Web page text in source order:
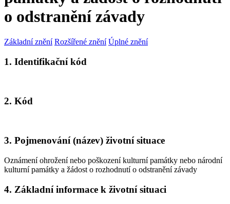
o odstranění závady
Základní znění Rozšířené znění Úplné znění
1. Identifikační kód
2. Kód
3. Pojmenování (název) životní situace
Oznámení ohrožení nebo poškození kulturní památky nebo národní
kulturní památky a žádost o rozhodnutí o odstranění závady
4. Základní informace k životní situaci